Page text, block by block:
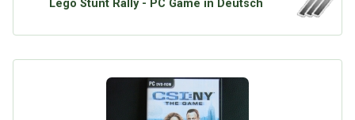
Lego Stunt Rally - PC Game in Deutsch